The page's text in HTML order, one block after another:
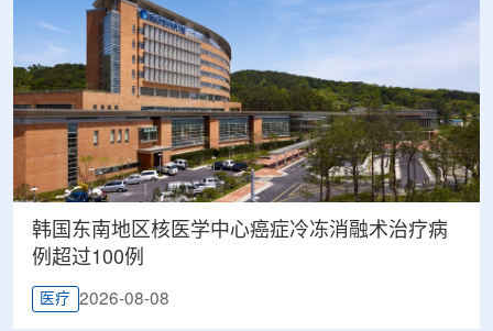
韩国东南地区核医学中心癌症冷冻消融术治疗病
例超过100例
医疗 2026-08-08